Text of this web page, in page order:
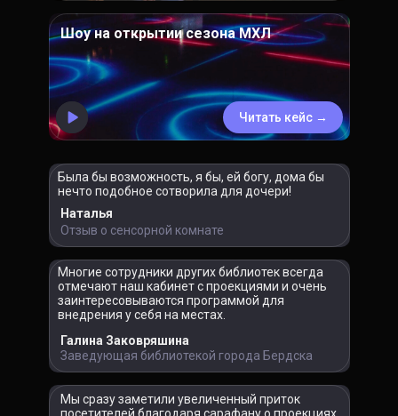
Была бы возможность, я бы, ей богу, дома бы
нечто подобное сотворила для дочери!
Многие сотрудники других библиотек всегда
отмечают наш кабинет с проекциями и очень
заинтересовываются программой для
внедрения у себя на местах.
Мы сразу заметили увеличенный приток
Шоу на открытии сезона МХЛ
Читать кейс →
Наталья
Отзыв о сенсорной комнате
Галина Заковряшина
Заведующая библиотекой города Бердска